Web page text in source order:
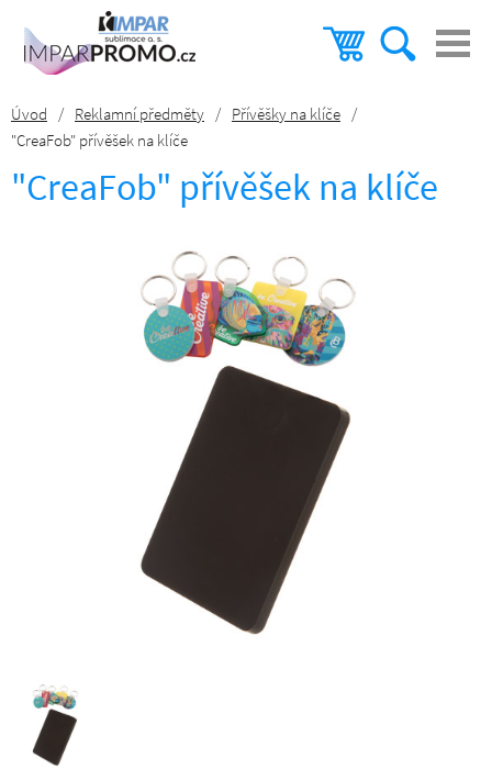
Úvod / Reklamní předměty / Přívěšky na klíče /
"CreaFob" přívěšek na klíče
"CreaFob" přívěšek na klíče